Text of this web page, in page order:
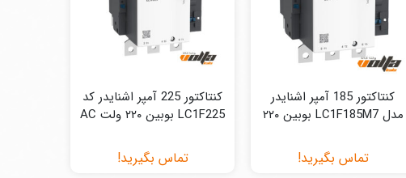
کنتاکتور 185 آمپر اشنایدر
مدل LC1F185M7 بوبین ۲۲۰
تماس بگیرید!
کنتاکتور 225 آمپر اشنایدر کد
LC1F225 بوبین ۲۲۰ ولت AC
تماس بگیرید!